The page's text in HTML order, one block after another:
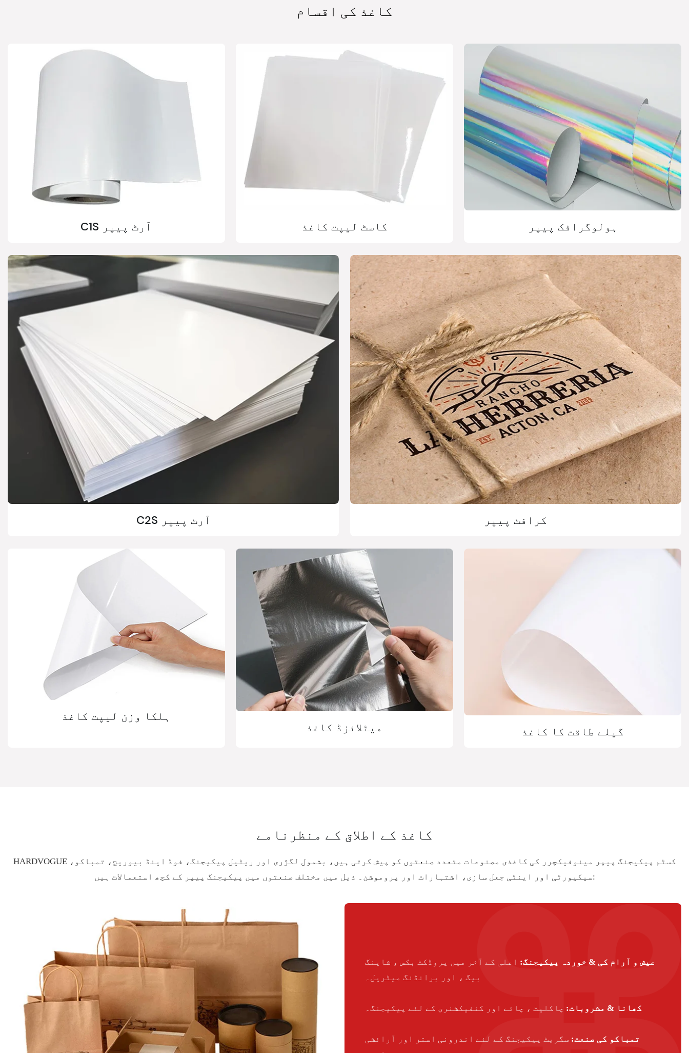
کاغذ کی اقسام
C1S آرٹ پیپر کاسٹ لیپت کاغذ ہولوگرافک پیپر
C2S آرٹ پیپر کرافٹ پیپر
ہلکا وزن لیپت کاغذ
میٹلائزڈ کاغذ گیلے طاقت کا کاغذ
کاغذ کے اطلاق کے منظرنامے
HARDVOGUE کسٹم پیکیجنگ پیپر مینوفیکچرر کی کاغذی مصنوعات متعدد صنعتوں کو پیش کرتی ہیں، بشمول لگژری اور ریٹیل پیکیجنگ، فوڈ اینڈ بیوریج، تمباکو،
سیکیورٹی اور اینٹی جعل سازی، اشتہارات اور پروموشن۔ ذیل میں مختلف صنعتوں میں پیکیجنگ پیپر کے کچھ استعمالات ہیں:
عیش و آرام کی & خوردہ پیکیجنگ: اعلی کے آخر میں پروڈکٹ بکس ، شاپنگ
بیگ ، اور برانڈنگ میٹریل۔
کھانا & مشروبات: چاکلیٹ ، چائے اور کنفیکشنری کے لئے پیکیجنگ۔
تمباکو کی صنعت: سگریٹ پیکیجنگ کے لئے اندرونی استر اور آرائشی